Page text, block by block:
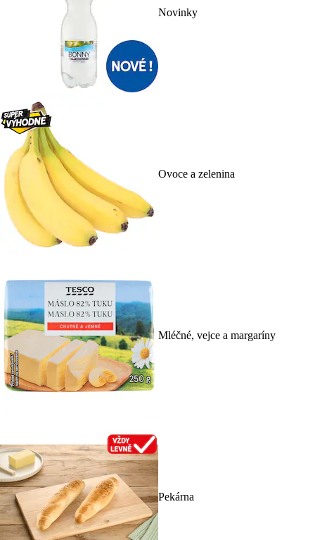
Novinky
Ovoce a zelenina
Mléčné, vejce a margaríny
Pekárna